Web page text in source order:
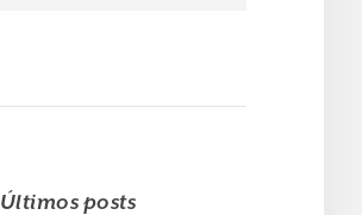
Últimos posts